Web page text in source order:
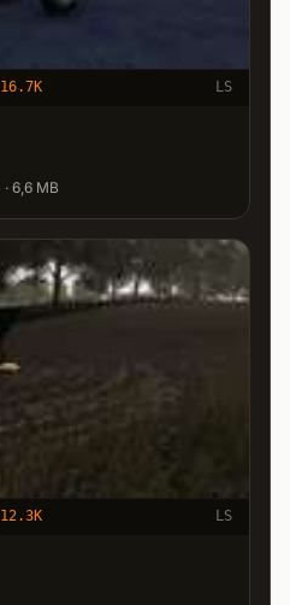
16.7K LS
6,6 MB
12.3K LS